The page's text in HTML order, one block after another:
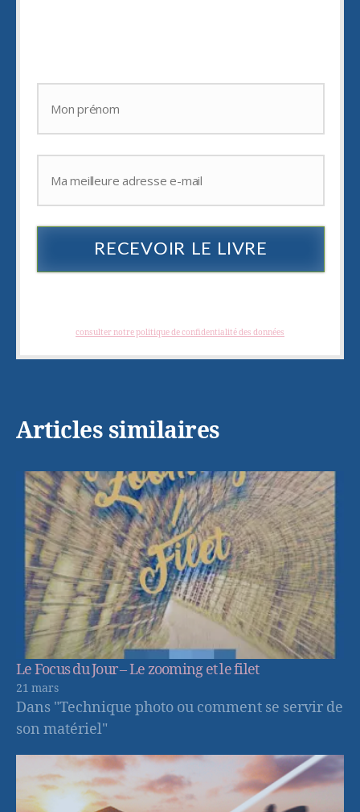
RECEVOIR LE LIVRE
consulter notre politique de confidentialité des données
Articles similaires
Le Focus du Jour – Le zooming et le filet
21 mars
Dans "Technique photo ou comment se servir de
son matériel"